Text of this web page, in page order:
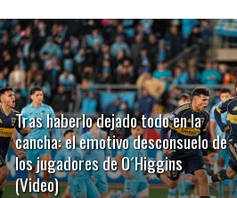
Tras haberlo dejado todo en la
cancha: el emotivo desconsuelo de
los jugadores de O´Higgins
(Video)
LEER MÁS